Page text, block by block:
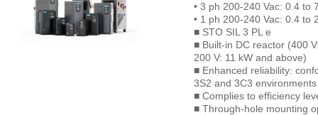
• 3 ph 200-240 Vac: 0.4 to
• 1 ph 200-240 Vac: 0.4 to
■ STO SIL 3 PL e
■ Built-in DC reactor (400
200 V: 11 kW and above)
■ Enhanced reliability:
3S2 and 3C3 environments
■ Complies to efficiency
■ Through-hole mounting